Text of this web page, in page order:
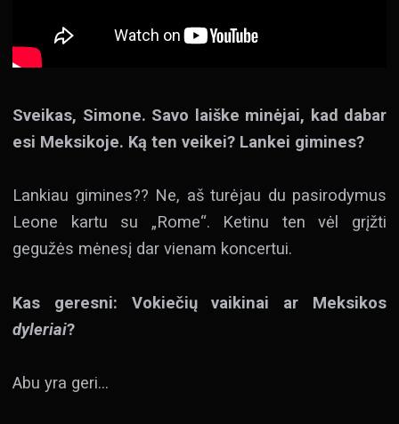
Sveikas, Simone. Savo laiške minėjai, kad dabar
esi Meksikoje. Ką ten veikei? Lankei gimines?
Lankiau gimines?? Ne, aš turėjau du pasirodymus
Leone kartu su „Rome“. Ketinu ten vėl grįžti
gegužės mėnesį dar vienam koncertui.
Kas geresni: Vokiečių vaikinai ar Meksikos
dyleriai?
Abu yra geri…